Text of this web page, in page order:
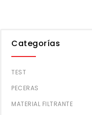
Categorías
TEST
PECERAS
MATERIAL FILTRANTE